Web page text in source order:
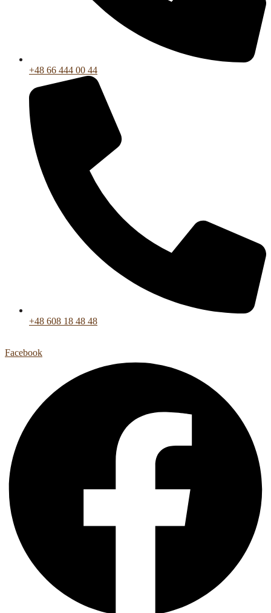
+48 66 444 00 44
+48 608 18 48 48
Facebook